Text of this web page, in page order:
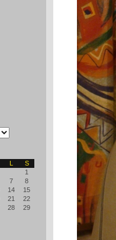
L
S
1
7
8
14
15
21
22
28
29